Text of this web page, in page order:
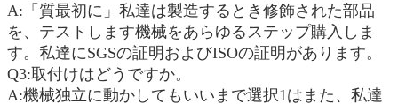
A:「質最初に」私達は製造するとき修飾された部品
を、テストします機械をあらゆるステップ購入しま
す。私達にSGSの証明およびISOの証明があります。
Q3:取付けはどうですか。
A:機械独立に動かしてもいいまで選択1はまた、私達